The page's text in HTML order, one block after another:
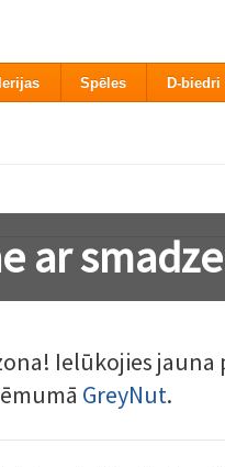
Spēles D-biedri
ar
Ielūkojies
GreyNut.